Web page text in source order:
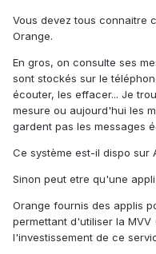
Vous devez tous connaitre
Orange.
En gros, on consulte ses
sont stockés sur le
écouter, les effacer... Je
mesure ou aujourd'hui les
gardent pas les messages
Ce système est-il dispo sur
Sinon peut etre qu'une
Orange fournis des applis
permettant d'utiliser la MVV
l'investissement de ce